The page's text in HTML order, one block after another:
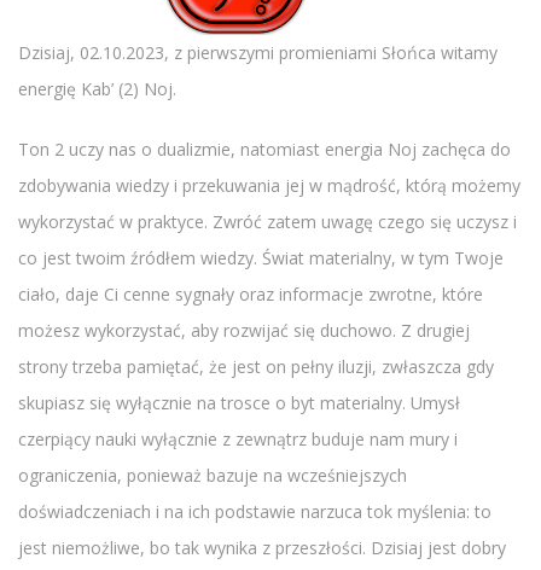
Dzisiaj, 02.10.2023, z pierwszymi promieniami Słońca witamy
energię Kab’ (2) Noj.
Ton 2 uczy nas o dualizmie, natomiast energia Noj zachęca do
zdobywania wiedzy i przekuwania jej w mądrość, którą możemy
wykorzystać w praktyce. Zwróć zatem uwagę czego się uczysz i
co jest twoim źródłem wiedzy. Świat materialny, w tym Twoje
ciało, daje Ci cenne sygnały oraz informacje zwrotne, które
możesz wykorzystać, aby rozwijać się duchowo. Z drugiej
strony trzeba pamiętać, że jest on pełny iluzji, zwłaszcza gdy
skupiasz się wyłącznie na trosce o byt materialny. Umysł
czerpiący nauki wyłącznie z zewnątrz buduje nam mury i
ograniczenia, ponieważ bazuje na wcześniejszych
doświadczeniach i na ich podstawie narzuca tok myślenia: to
jest niemożliwe, bo tak wynika z przeszłości. Dzisiaj jest dobry